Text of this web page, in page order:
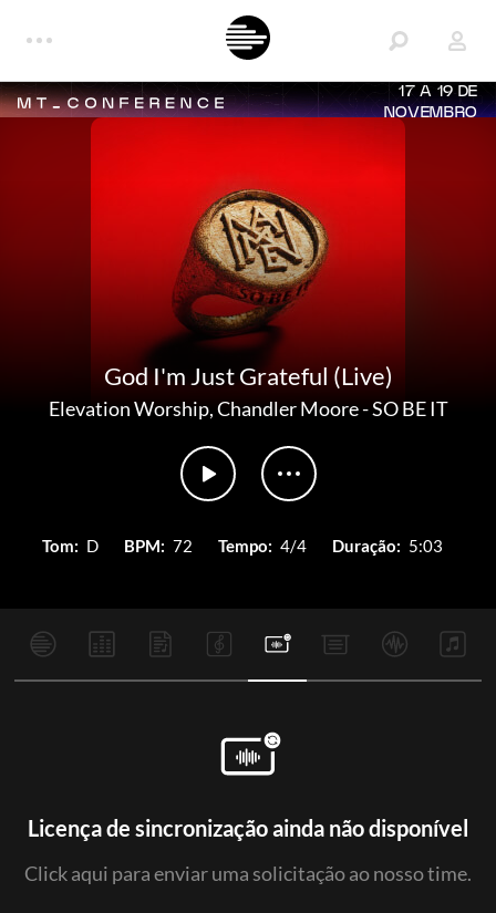
17 A 19 DE
NOVEMBRO
God I'm Just Grateful (Live)
Elevation Worship,Chandler Moore-SO BE IT
Tom: D BPM: 72 Tempo: 4/4 Duração: 5:03
Licença de sincronização ainda não disponível
Click aqui para enviar uma solicitação ao nosso time.